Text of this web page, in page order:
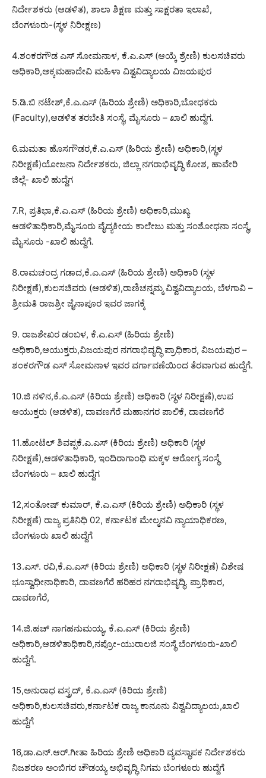
ನಿರ್ದೇಶಕರು (ಆಡಳಿತ), ಶಾಲಾ ಶಿಕ್ಷಣ ಮತ್ತು ಸಾಕ್ಷರತಾ ಇಲಾಖೆ,
ಬೆಂಗಳೂರು-(ಸ್ಥಳ ನಿರೀಕ್ಷಣ)
4.ಶಂಕರಗೌಡ ಎಸ್ ಸೋಮನಾಳ, ಕೆ.ಎ.ಎಸ್ (ಆಯ್ಕೆ ಶ್ರೇಣಿ) ಕುಲಸಚಿವರು
ಅಧಿಕಾರಿ,ಅಕ್ಕಮಹಾದೇವಿ ಮಹಿಳಾ ವಿಶ್ವವಿದ್ಯಾಲಯ ವಿಜಯಪುರ
5.ಡಿ.ಬಿ ನಟೇಶ್,ಕೆ.ಎ.ಎಸ್ (ಹಿರಿಯ ಶ್ರೇಣಿ) ಅಧಿಕಾರಿ,ಬೋಧಕರು
(Faculty),ಆಡಳಿತ ತರಬೇತಿ ಸಂಸ್ಥೆ, ಮೈಸೂರು – ಖಾಲಿ ಹುದ್ದೆಗ.
6.ಮಮತಾ ಹೊಸಗೌಡರ,ಕೆ.ಎ.ಎಸ್ (ಹಿರಿಯ ಶ್ರೇಣಿ) ಅಧಿಕಾರಿ,(ಸ್ಥಳ
ನಿರೀಕ್ಷಣೆ)ಯೋಜನಾ ನಿರ್ದೇಶಕರು, ಜಿಲ್ಲಾ ನಗರಾಭಿವೃದ್ಧಿ ಕೋಶ, ಹಾವೇರಿ
ಜಿಲ್ಲೆ- ಖಾಲಿ ಹುದ್ದೆಗ
7.R, ಪ್ರತಿಭಾ,ಕೆ.ಎ.ಎಸ್ (ಹಿರಿಯ ಶ್ರೇಣಿ) ಅಧಿಕಾರಿ,ಮುಖ್ಯ
ಆಡಳಿತಾಧಿಕಾರಿ,ಮೈಸೂರು ವೈದ್ಯಕೀಯ ಕಾಲೇಜು ಮತ್ತು ಸಂಶೋಧನಾ ಸಂಸ್ಥೆ,
ಮೈಸೂರು -ಖಾಲಿ ಹುದ್ದೆಗೆ.
8.ರಾಮಚಂದ್ರ ಗಡಾದ,ಕೆ.ಎ.ಎಸ್ (ಹಿರಿಯ ಶ್ರೇಣಿ) ಅಧಿಕಾರಿ (ಸ್ಥಳ
ನಿರೀಕ್ಷಣೆ),ಕುಲಸಚಿವರು (ಆಡಳಿತ),ರಾಣಿಚನ್ನಮ್ಮ ವಿಶ್ವವಿದ್ಯಾಲಯ, ಬೆಳಗಾವಿ –
ಶ್ರೀಮತಿ ರಾಜಶ್ರೀ ಜೈನಾಪೂರ ಇವರ ಜಾಗಕ್ಕೆ
9. ರಾಜಶೇಖರ ಡಂಬಳ, ಕೆ.ಎ.ಎಸ್ (ಹಿರಿಯ ಶ್ರೇಣಿ)
ಅಧಿಕಾರಿ,ಆಯುಕ್ತರು,ವಿಜಯಪುರ ನಗರಾಭಿವೃದ್ಧಿ ಪ್ರಾಧಿಕಾರ, ವಿಜಯಪುರ –
ಶಂಕರಗೌಡ ಎಸ್ ಸೋಮನಾಳ ಇವರ ವರ್ಗಾವಣೆಯಿಂದ ತೆರವಾಗುವ ಹುದ್ದೆಗೆ.
10.ಜಿ ನಳಿನ,ಕೆ.ಎ.ಎಸ್ (ಕಿರಿಯ ಶ್ರೇಣಿ) ಅಧಿಕಾರಿ (ಸ್ಥಳ ನಿರೀಕ್ಷಣೆ),ಉಪ
ಆಯುಕ್ತರು (ಆಡಳಿತ), ದಾವಣಗೆರೆ ಮಹಾನಗರ ಪಾಲಿಕೆ, ದಾವಣಗೆರೆ
11.ಹೋಟೆಲ್ ಶಿವಪ್ಪಕೆ.ಎ.ಎಸ್ (ಕಿರಿಯ ಶ್ರೇಣಿ) ಅಧಿಕಾರಿ (ಸ್ಥಳ
ನಿರೀಕ್ಷಣೆ),ಆಡಳಿತಾಧಿಕಾರಿ, ಇಂದಿರಾಗಾಂಧಿ ಮಕ್ಕಳ ಆರೋಗ್ಯ ಸಂಸ್ಥೆ
ಬೆಂಗಳೂರು – ಖಾಲಿ ಹುದ್ದೆಗ
12,ಸಂತೋಷ್ ಕುಮಾರ್, ಕೆ.ಎ.ಎಸ್ (ಕಿರಿಯ ಶ್ರೇಣಿ) ಅಧಿಕಾರಿ (ಸ್ಥಳ
ನಿರೀಕ್ಷಣೆ) ರಾಜ್ಯ ಪ್ರತಿನಿಧಿ 02, ಕರ್ನಾಟಕ ಮೇಲ್ಮನವಿ ನ್ಯಾಯಾಧಿಕರಣ,
ಬೆಂಗಳೂರು ಖಾಲಿ ಹುದ್ದೆಗೆ
13.ಎಸ್. ರವಿ,ಕೆ.ಎ.ಎಸ್ (ಕಿರಿಯ ಶ್ರೇಣಿ) ಅಧಿಕಾರಿ (ಸ್ಥಳ ನಿರೀಕ್ಷಣೆ) ವಿಶೇಷ
ಭೂಸ್ವಾಧೀನಾಧಿಕಾರಿ, ದಾವಣಗೆರೆ ಹರಿಹರ ನಗರಾಭಿವೃದ್ಧಿ. ಪ್ರಾಧಿಕಾರ,
ದಾವಣಗೆರೆ,
14.ಜಿ.ಹಚ್ ನಾಗಹನುಮಯ್ಯ, ಕೆ.ಎ.ಎಸ್ (ಕಿರಿಯ ಶ್ರೇಣಿ)
ಅಧಿಕಾರಿ,ಆಡಳಿತಾಧಿಕಾರಿ,ನಪ್ರೋ-ಯುರಾಲಜಿ ಸಂಸ್ಥೆ ಬೆಂಗಳೂರು-ಖಾಲಿ
ಹುದ್ದೆಗೆ.
15,ಅನುರಾಧ ವಸ್ತ್ರದ್, ಕೆ.ಎ.ಎಸ್ (ಕಿರಿಯ ಶ್ರೇಣಿ)
ಅಧಿಕಾರಿ,ಕುಲಸಚಿವರು,ಕರ್ನಾಟಕ ರಾಜ್ಯ ಕಾನೂನು ವಿಶ್ವವಿದ್ಯಾಲಯ,ಖಾಲಿ
ಹುದ್ದೆಗೆ
16,ಡಾ.ಎನ್.ಆರ್.ಗೀತಾ ಹಿರಿಯ ಶ್ರೇಣಿ ಅಧಿಕಾರಿ ವ್ಯವಸ್ಥಾಪಕ ನಿರ್ದೇಶಕರು
ನಿಜಶರಣ ಅಂಬಿಗರ ಚೌಡಯ್ಯ ಅಭಿವೃದ್ಧಿ ನಿಗಮ ಬೆಂಗಳೂರು ಹುದ್ದೆಗೆ